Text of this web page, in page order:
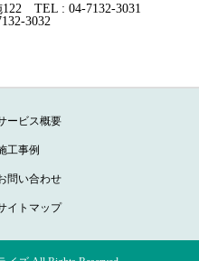
TEL : 04-7132-3031
3032
ービス概要
工事例
問い合わせ
イトマップ